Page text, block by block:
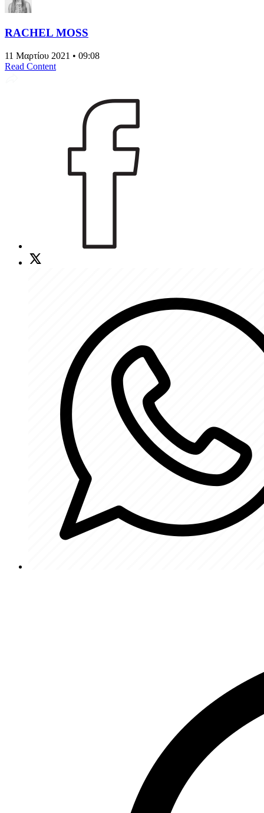
RACHEL MOSS
11 Μαρτίου 2021 • 09:08
Read Content